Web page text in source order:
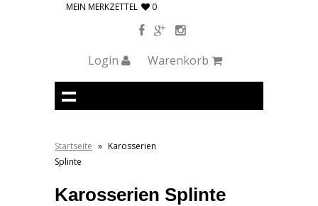
MEIN MERKZETTEL
0
Login Warenkorb
Startseite » Karosserien
Splinte
Karosserien Splinte